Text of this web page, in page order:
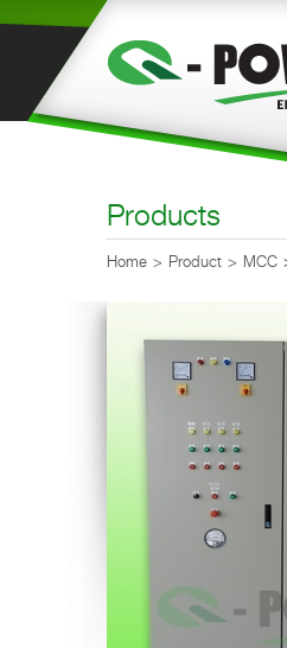
Products
Home Product MCC